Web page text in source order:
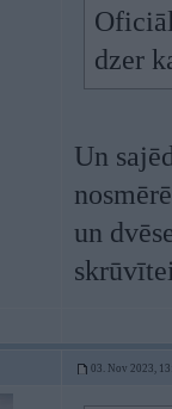
dzer
Un
un
03. Nov 2023,